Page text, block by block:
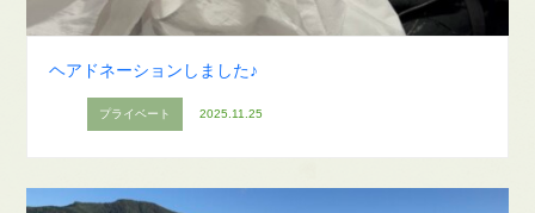
ヘアドネーションしました♪
プライベート 2025.11.25